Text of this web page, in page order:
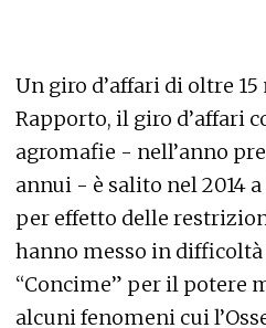
Un giro d’affari di oltre
Rapporto, il giro d’affari
agromafie - nell’anno
annui - è salito nel 2014
per effetto delle
hanno messo in difficoltà
“Concime” per il potere
alcuni fenomeni cui